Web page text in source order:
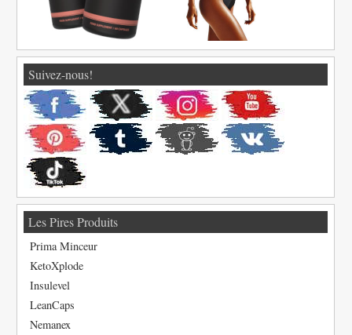
Suivez-nous!
Les Pires Produits
Prima Minceur
KetoXplode
Insulevel
LeanCaps
Nemanex